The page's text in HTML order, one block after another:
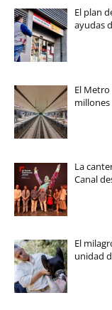
El plan
ayudas
El
La
Canal
El
unidad